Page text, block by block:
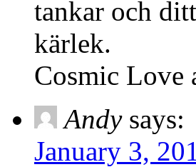
tankar och
kärlek.
Cosmic Love
Andy says:
January 3,